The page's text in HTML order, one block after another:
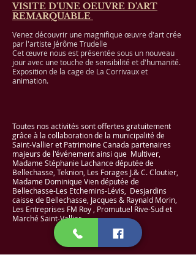
VISITE D'UNE OEUVRE D'ART
REMARQUABLE
Venez découvrir une magnifique œuvre d'art crée
par l'artiste Jérôme Trudelle
Cet œuvre nous est présentée sous un nouveau
jour avec une touche de sensibilité et d'humanité.
Exposition de la cage de La Corrivaux et
animation.
Toutes nos activités sont offertes gratuitement
grâce à la collaboration de la municipalité de
Saint-Vallier et Patrimoine Canada partenaires
majeurs de l'événement ainsi que Multiver,
Madame Stéphanie Lachance députée de
Bellechasse, Teknion, Les Forages J.& C. Cloutier,
Madame Dominique Vien députée de
Bellechasse-Les Etchemins-Lévis, Desjardins
caisse de Bellechasse, Jacques & Raynald Morin,
Les Entreprises FM Roy , Promutuel Rive-Sud et
Marché Saint-Vallier